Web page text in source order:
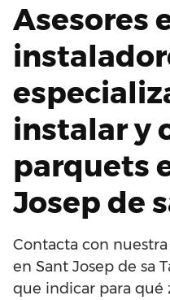
Asesores
instalar y
parquets
Josep de
Contacta con
en Sant Josep de sa
que indicar para qué